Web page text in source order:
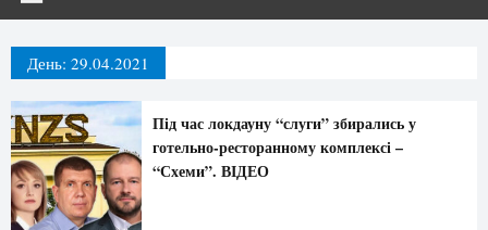
День: 29.04.2021
Під час локдауну “слуги” збирались у
готельно-ресторанному комплексі –
“Схеми”. ВІДЕО